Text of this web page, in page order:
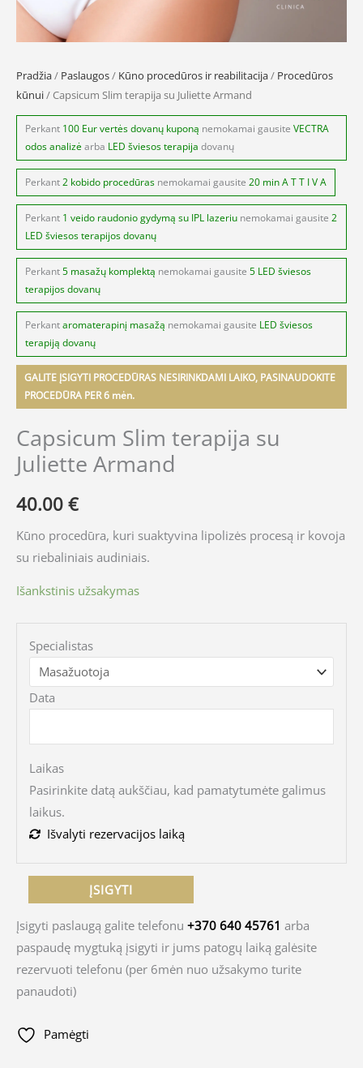
Pradžia/ Paslaugos/ Kūno procedūros ir reabilitacija/ Procedūros
kūnui/ Capsicum Slim terapija su Juliette Armand
Perkant 100 Eur vertės dovanų kuponą nemokamai gausite VECTRA
odos analizė arba LED šviesos terapija dovanų
Perkant2 kobido procedūras nemokamai gausite 20 min A T T I V A
Perkant 1 veido raudonio gydymą su IPL lazeriu nemokamai gausite 2
LED šviesos terapijos dovanų
Perkant5 masažų komplektą nemokamai gausite 5 LED šviesos
terapijos dovanų
Perkantaromaterapinį masažą nemokamai gausite LED šviesos
terapiją dovanų
GALITE ĮSIGYTI PROCEDŪRAS NESIRINKDAMI LAIKO, PASINAUDOKITE
PROCEDŪRA PER 6 mėn.
Capsicum Slim terapija su
Juliette Armand
40.00 €
Kūno procedūra, kuri suaktyvina lipolizės procesą ir kovoja
su riebaliniais audiniais.
Išankstinis užsakymas
Specialistas
Data
Laikas
Pasirinkite datą aukščiau, kad pamatytumėte galimus
laikus.
Išvalyti rezervacijos laiką
ĮSIGYTI
Įsigyti paslaugą galite telefonu +370 640 45761 arba
paspaudę mygtuką įsigyti ir jums patogų laiką galėsite
rezervuoti telefonu (per 6mėn nuo užsakymo turite
panaudoti)
Pamėgti